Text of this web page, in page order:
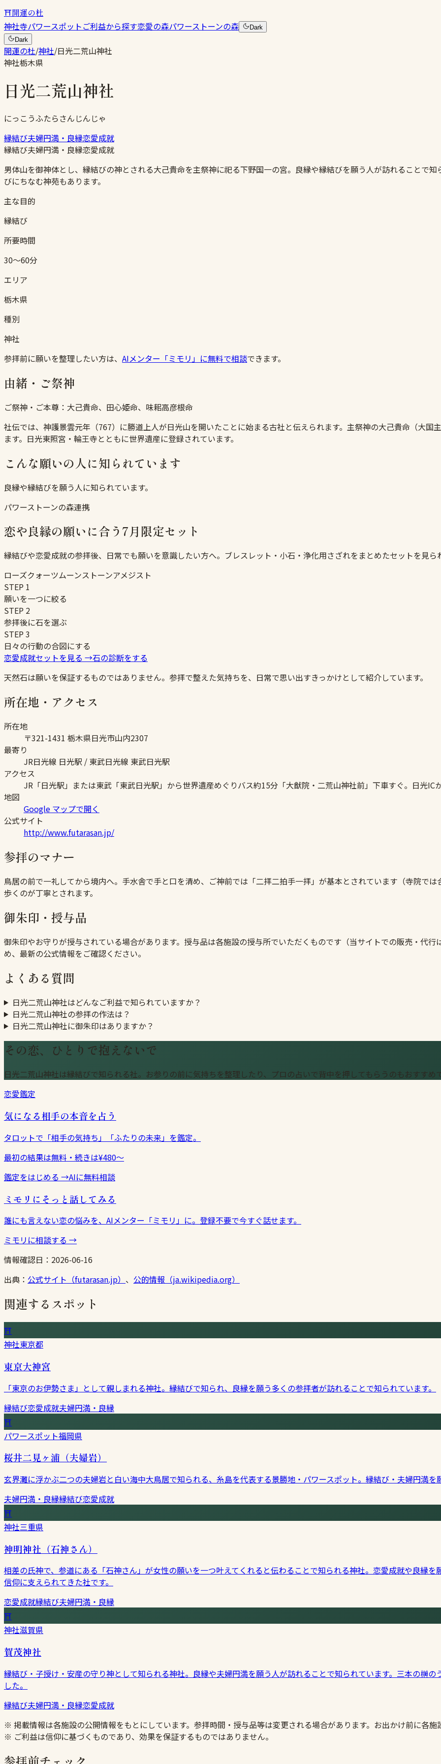
⛩開運の杜
神社寺パワースポットご利益から探す恋愛の森パワーストーンの森
Dark
Dark
開運の杜/神社/日光二荒山神社
神社栃木県
日光二荒山神社
にっこうふたらさんじんじゃ
縁結び夫婦円満・良縁恋愛成就
縁結び夫婦円満・良縁恋愛成就
男体山を御神体とし、縁結びの神とされる大己貴命を主祭神に祀る下野国一の宮。良縁や縁結びを願う人が訪れることで
びにちなむ神苑もあります。
主な目的
縁結び
所要時間
30〜60分
エリア
栃木県
種別
神社
参拝前に願いを整理したい方は、 AIメンター「ミモリ」に無料で相談できます。
由緒・ご祭神
ご祭神・ご本尊： 大己貴命、田心姫命、味耜高彦根命
社伝では、神護景雲元年（767）に勝道上人が日光山を開いたことに始まる古社と伝えられます。主祭神の大己貴命（大
ます。日光東照宮・輪王寺とともに世界遺産に登録されています。
こんな願いの人に知られています
良縁や縁結びを願う人に知られています。
パワーストーンの森連携
恋や良縁の願いに合う7月限定セット
縁結びや恋愛成就の参拝後、日常でも願いを意識したい方へ。ブレスレット・小石・浄化用さざれをまとめたセットを見ら
ローズクォーツムーンストーンアメジスト
STEP 1
願いを一つに絞る
STEP 2
参拝後に石を選ぶ
STEP3
日々の行動の合図にする
恋愛成就セットを見る →石の診断をする
天然石は願いを保証するものではありません。参拝で整えた気持ちを、日常で思い出すきっかけとして紹介しています。
所在地・アクセス
所在地
〒321-1431 栃木県日光市山内2307
最寄り
JR日光線 日光駅 / 東武日光線 東武日光駅
アクセス
JR「日光駅」または東武「東武日光駅」から世界遺産めぐりバス約15分「大猷院・二荒山神社前」下車すぐ。日光IC
地図
Google マップで開く
公式サイト
http://www.futarasan.jp/
参拝のマナー
鳥居の前で一礼してから境内へ。手水舎で手と口を清め、ご神前では「二拝二拍手一拝」が基本とされています（寺院で
歩くのが丁寧とされます。
御朱印・授与品
御朱印やお守りが授与されている場合があります。授与品は各施設の授与所でいただくものです（当サイトでの販売・代
め、最新の公式情報をご確認ください。
よくある質問
日光二荒山神社はどんなご利益で知られていますか？
日光二荒山神社の参拝の作法は？
日光二荒山神社に御朱印はありますか？
その恋、ひとりで抱えないで
日光二荒山神社は縁結びで知られる社。お参りの前に気持ちを整理したり、プロの占いで背中を押してもらうのもおすすめ
恋愛鑑定
気になる相手の本音を占う
タロットで「相手の気持ち」「ふたりの未来」を鑑定。
最初の結果は無料・続きは¥480〜
鑑定をはじめる →AIに無料相談
ミモリにそっと話してみる
誰にも言えない恋の悩みを、AIメンター「ミモリ」に。登録不要で今すぐ話せます。
ミモリに相談する →
情報確認日： 2026-06-16
出典： 公式サイト（futarasan.jp） 、 公的情報（ja.wikipedia.org）
関連するスポット
⛩
神社東京都
東京大神宮
「東京のお伊勢さま」として親しまれる神社。縁結びで知られ、良縁を願う多くの参拝者が訪れることで知られています。
縁結び恋愛成就夫婦円満・良縁
⛩
パワースポット福岡県
桜井二見ヶ浦（夫婦岩）
玄界灘に浮かぶ二つの夫婦岩と白い海中大鳥居で知られる、糸島を代表する景勝地・パワースポット。縁結び・夫婦円満を
夫婦円満・良縁縁結び恋愛成就
⛩
神社三重県
神明神社（石神さん）
相差の氏神で、参道にある「石神さん」が女性の願いを一つ叶えてくれると伝わることで知られる神社。恋愛成就や良縁
信仰に支えられてきた社です。
恋愛成就縁結び夫婦円満・良縁
⛩
神社滋賀県
賀茂神社
縁結び・子授け・安産の守り神として知られる神社。良縁や夫婦円満を願う人が訪れることで知られています。三本の榊
した。
縁結び夫婦円満・良縁恋愛成就
※ 掲載情報は各施設の公開情報をもとにしています。参拝時間・授与品等は変更される場合があります。お出かけ前に各
※ ご利益は信仰に基づくものであり、効果を保証するものではありません。